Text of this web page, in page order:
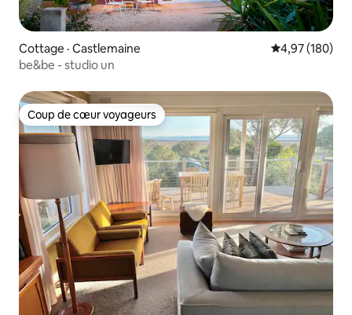
Cottage · Castlemaine Note
4,97 (180)
be&be - studio un
Coup de cœur voyageurs
Coup de cœur voyageurs